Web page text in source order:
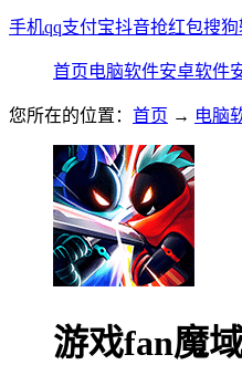
手机qq支付宝抖音抢红包搜狗
首页电脑软件安卓软件
您所在的位置： 首页 → 电脑
游戏fan魔